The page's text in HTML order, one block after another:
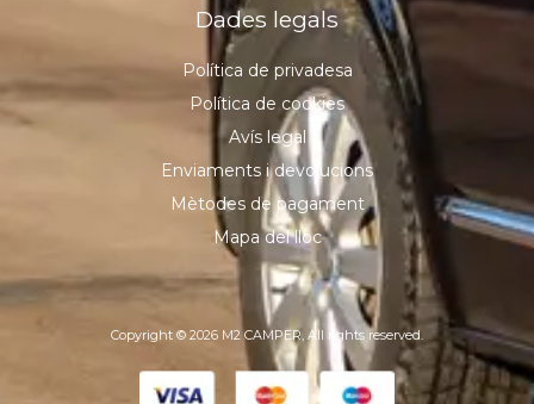
Dades legals
Política de privadesa
Política de cookies
Avís legal
Enviaments i devolucions
Mètodes de pagament
Mapa del lloc
Copyright © 2026 M2 CAMPER, All rights reserved.